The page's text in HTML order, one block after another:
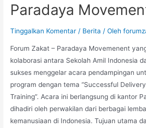
Paradaya
Tinggalkan Komentar / Berita / Oleh
Forum Zakat – Paradaya Movemenent
kolaborasi antara Sekolah Amil Indonesia
sukses menggelar acara pendampingan
program dengan tema “Successful
Training”. Acara ini berlangsung di kantor
dihadiri oleh perwakilan dari berbagai
kemanusiaan di Indonesia. Tujuan utama